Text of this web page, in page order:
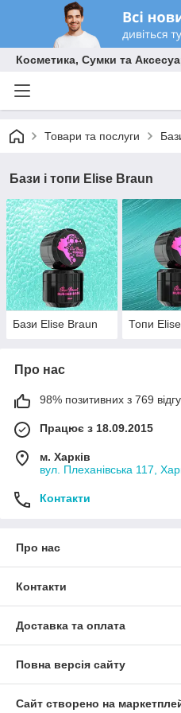
Косметика, Сумки та
Товари та послуги
Бази і топи Elise Braun
Бази Elise Braun Топи
Про нас
98% позитивних з 769
Працює з 18.09.2015
м. Харків
вул. Плеханівська 117,
Контакти
Про нас
Контакти
Доставка та оплата
Повна версія сайту
Сайт створено на